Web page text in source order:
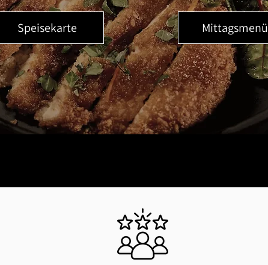
Speisekarte Mittagsmenü